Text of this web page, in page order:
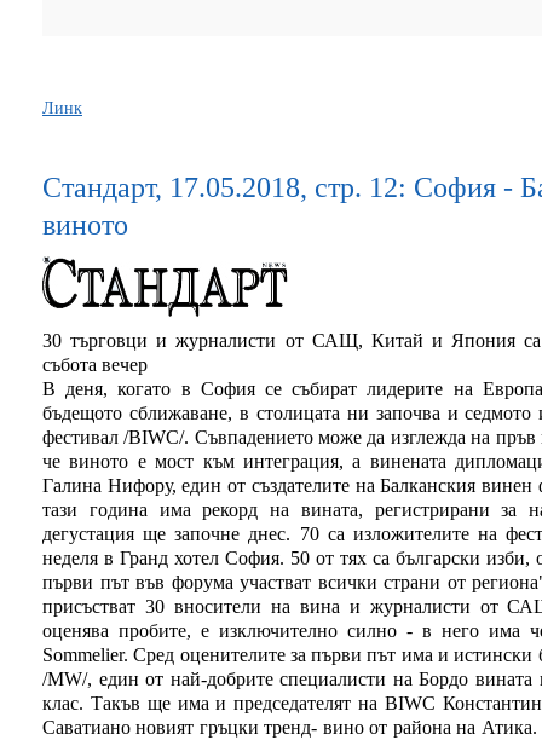
Линк
Стандарт, 17.05.2018, стр. 12: София -
виното
30 търговци и журналисти от САЩ, Китай и Япония са
събота вечер
В деня, когато в София се събират лидерите на
бъдещото сближаване, в столицата ни започва и
фестивал /BIWC/. Съвпадението може да изглежда на пръв
че виното е мост към интеграция, а винената
Галина Нифору, един от създателите на Балканския
тази година има рекорд на вината, регистрирани за
дегустация ще започне днес. 70 са изложителите на
неделя в Гранд хотел София. 50 от тях са български изби,
първи път във форума участват всички страни от
присъстват 30 вносители на вина и журналисти от
оценява пробите, е изключително силно - в него има
Sommelier. Сред оценителите за първи път има и
/MW/, един от най-добрите специалисти на Бордо
клас. Такъв ще има и председателят на BIWC
Саватиано новият гръцки тренд- вино от района на Атика.